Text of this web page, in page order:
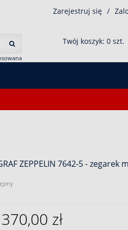
Zarejestruj się /
Twój koszyk: 0 szt.
ZEPPELIN 7642-5 - zegarek
zł